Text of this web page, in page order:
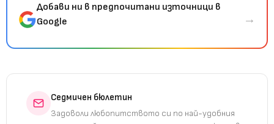
Добави ни в предпочитани източници в
Google
→
Седмичен бюлетин
Задоволи любопитството си по най-удобния